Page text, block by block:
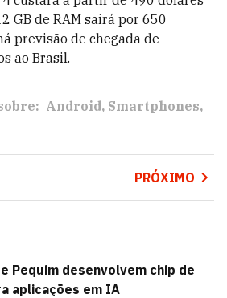
GB de RAM sairá por 650
previsão de chegada de
ao Brasil.
Android Smartphones
PRÓXIMO
Pequim desenvolvem chip de
aplicações em IA